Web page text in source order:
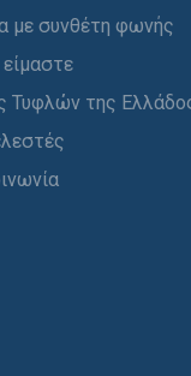
με συνθέτη φωνής
είμαστε
Τυφλών της